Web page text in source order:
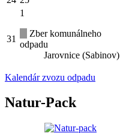
31
1
Zber komunálneho
odpadu
Jarovnice (Sabinov)
Kalendár zvozu odpadu
Natur-Pack